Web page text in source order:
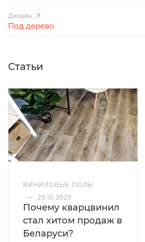
Дизайн ?
Под дерево
Статьи
ВИНИЛОВЫЕ ПОЛЫ
— 29.10.2025
Почему кварцвинил
стал хитом продаж в
Беларуси?